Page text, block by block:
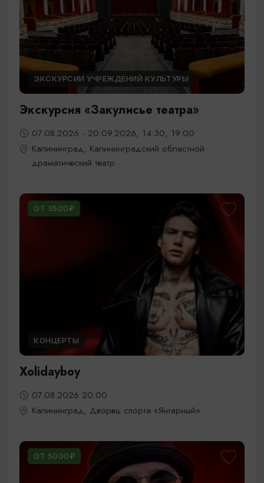
ЭКСКУРСИИ УЧРЕЖДЕНИЙ КУЛЬТУРЫ
Экскурсия «Закулисье театра»
07.08.2026 - 20.09.2026, 14:30, 19:00
Калининград, Калининградский областной
драматический театр
ОТ 3500₽
КОНЦЕРТЫ
Xolidayboy
07.08.2026 20:00
Калининград, Дворец спорта «Янтарный»
ОТ 5000₽